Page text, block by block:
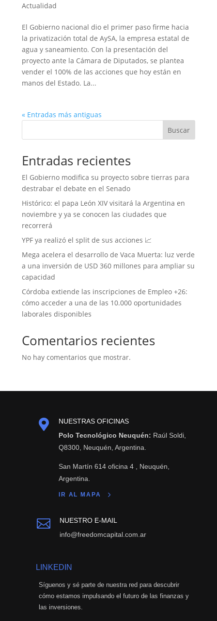
Actualidad
El Gobierno nacional dio el primer paso firme hacia
la privatización total de AySA, la empresa estatal de
agua y saneamiento. Con la presentación del
proyecto ante la Cámara de Diputados, se plantea
vender el 100% de las acciones que hoy están en
manos del Estado. La...
« Entradas más antiguas
Buscar
Entradas recientes
El Gobierno modifica su proyecto sobre tierras para
destrabar el debate en el Senado
Histórico: el papa León XIV visitará la Argentina en
noviembre y ya se conocen las ciudades que
recorrerá
YPF ya realizó el split de sus acciones 📈
Mega acelera el desarrollo de Vaca Muerta: luz verde
a una inversión de USD 360 millones para ampliar su
capacidad
Córdoba extiende las inscripciones de Empleo +26:
cómo acceder a una de las 10.000 oportunidades
laborales disponibles
Comentarios recientes
No hay comentarios que mostrar.

NUESTRAS OFICINAS
Polo Tecnológico Neuquén: Raúl Soldi,
Q8300, Neuquén, Argentina.
San Martín 614 oficina 4 , Neuquén,
Argentina.
IR AL MAPA

NUESTRO E-MAIL
info@freedomcapital.com.ar
LINKEDIN
Síguenos y sé parte de nuestra red para descubrir
cómo estamos impulsando el futuro de las finanzas y
las inversiones.